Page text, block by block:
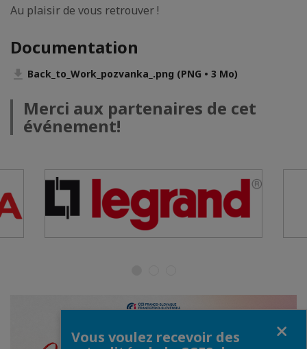
Au plaisir de vous retrouver !
Documentation
Back_to_Work_pozvanka_.png (PNG • 3 Mo)
Merci aux partenaires de cet
événement!
Vous voulez recevoir des